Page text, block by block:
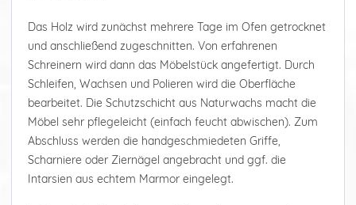
Das Holz wird zunächst mehrere Tage im Ofen getrocknet
und anschließend zugeschnitten. Von erfahrenen
Schreinern wird dann das Möbelstück angefertigt. Durch
Schleifen, Wachsen und Polieren wird die Oberfläche
bearbeitet. Die Schutzschicht aus Naturwachs macht die
Möbel sehr pflegeleicht (einfach feucht abwischen). Zum
Abschluss werden die handgeschmiedeten Griffe,
Scharniere oder Ziernägel angebracht und ggf. die
Intarsien aus echtem Marmor eingelegt.